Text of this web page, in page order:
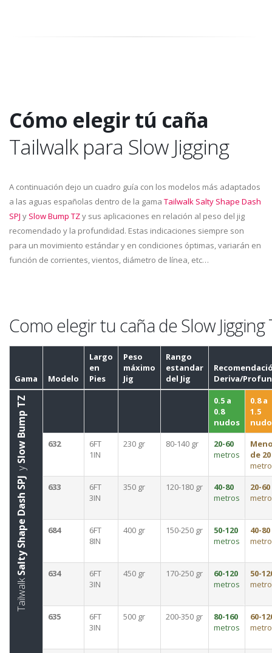
Cómo elegir tú caña
Tailwalk para Slow Jigging
A continuación dejo un cuadro guía con los modelos más adaptados
a las aguas españolas dentro de la gama Tailwalk Salty Shape Dash
SPJ y Slow Bump TZy sus aplicaciones en relación al peso del jig
recomendado y la profundidad. Estas indicaciones siempre son
para un movimiento estándar y en condiciones óptimas, variarán en
función de corrientes, vientos, diámetro de línea, etc…
Como elegir tu caña de Slow Jigging
Gama Modelo
Largo
en
Pies
Peso
máximo
Jig
Rango
estandar
del Jig
Deriva/
Tailwalk
Salty Shape Dash SPJ
y
Slow Bump TZ
0.5 a
0.8
nudos
0.8 a
1.5
632
6FT
1IN
230 gr 80-140 gr
20-60
metros
de 20
633
6FT
3IN
350 gr 120-180 gr
40-80
metros
20-60
684
6FT
8IN
400 gr 150-250 gr
50-120
metros
40-80
634
6FT
3IN
450 gr 170-250 gr
60-120
metros
50-
635
6FT
3IN
500 gr 200-350 gr
80-160
metros
60-